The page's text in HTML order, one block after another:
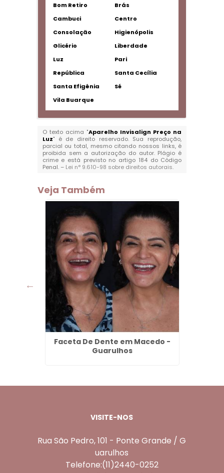
Bom Retiro
Brás
Cambuci
Centro
Consolação
Higienópolis
Glicério
Liberdade
Luz
Pari
República
Santa Cecília
Santa Efigênia
Sé
Vila Buarque
O texto acima "Aparelho Invisalign Preço na
Luz" é de direito reservado. Sua reprodução,
parcial ou total, mesmo citando nossos links, é
proibida sem a autorização do autor. Plágio é
crime e está previsto no artigo 184 do Código
Penal. – Lei n° 9.610-98 sobre direitos autorais.
Veja Também
Faceta De Dente em Macedo -
Guarulhos
VISITE-NOS
Rua São Pedro, 101 - Ponte Grande / G
uarulhos
Telefone:(11)2440-0252